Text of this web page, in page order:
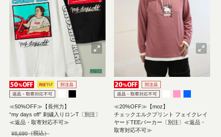
≪50%OFF≫【長州力】
“my days off” 刺繍入りロンT〔別注〕
≪返品・取寄対応不可≫
¥8,690
≪20%OFF≫【moz】
チェックエルクプリント フェイクレイ
ヤードTEEパーカー〔別注〕≪返品・
取寄対応不可≫